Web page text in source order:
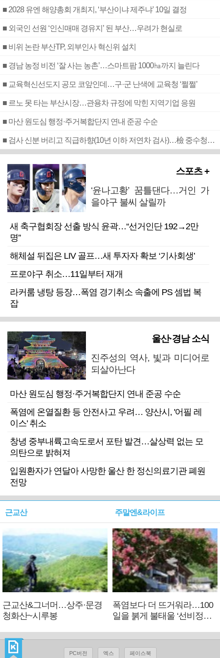
■ 2028 유엔 해양총회 개최지, ‘부산이냐 제주냐’ 10일 결정
■ 외국인 선원 ‘인신매매 경유지’ 된 부산…우려가 현실로
■ 비위 논란 부산TP, 외부인사 혁신위 설치
■ 경남 농정 비전 ‘잘 사는 농촌’…스마트팜 1000㏊까지 늘린다
■ 교육혁신선도지 공모 코앞인데…구·군 난색에 교육청 ‘쩔쩔’
■ 르노 못 타는 부산시장…관용차 규정에 막힌 지역기업 응원
■ 마산 원도심 행정·주거복합단지 연내 준공 수순
■ 검사 신분 버리고 직급하향(10년 이하 저연차 검사)…檢 중수청행 기피
스포츠 +
‘윤나고황’ 꿈틀댄다…거인 가
을야구 불씨 살릴까
새 축구협회장 선출 방식 윤곽…“선거인단 192→2만
명”
해체설 뒤집은 LIV 골프…새 투자자 확보 ‘기사회생’
프로야구 취소…11일부터 재개
라커룸 냉탕 등장…폭염 경기취소 속출에 PS 셈법 복
잡
울산·경남 소식
진주성의 역사, 빛과 미디어로
되살아난다
마산 원도심 행정·주거복합단지 연내 준공 수순
폭염에 온열질환 등 안전사고 우려… 양산시, '어필 레
이스' 취소
창녕 중부내륙고속도로서 포탄 발견…살상력 없는 모
의탄으로 밝혀져
입원환자가 연달아 사망한 울산 한 정신의료기관 폐원
전망
근교산
근교산&그너머…상주·문경
청화산~시루봉
주말엔&라이프
폭염보다 더 뜨거워라…100
일을 붉게 불태울 ‘선비정신’
PC버전 엑스 페이스북